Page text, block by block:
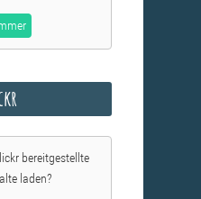
bereitgestellte
laden?